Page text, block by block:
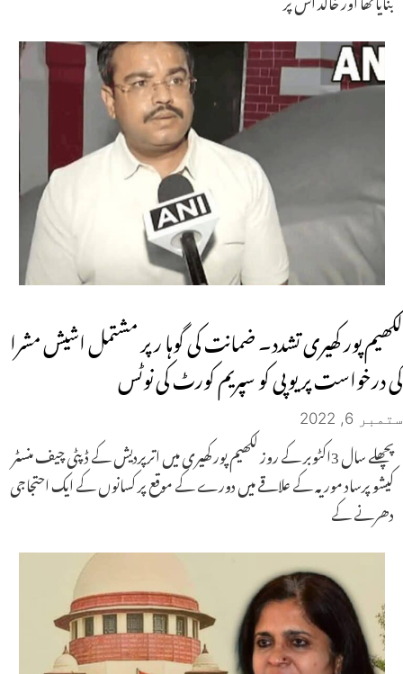
لکھیم پور کھیری تشدد۔ ضمانت کی گوہا ر پر مشتمل اشیش مشرا
کی درخواست پر یوپی کو سپریم کورٹ کی نوٹس
ستمبر 6, 2022
پچھلے سال 3اکٹوبر کے روز لکھیم پور کھیری میں اترپردیش کے ڈپٹی چیف منسٹر
کیشو پرساد موریہ کے علاقے میں دورے کے موقع پر کسانوں کے ایک احتجاجی
دھرنے کے